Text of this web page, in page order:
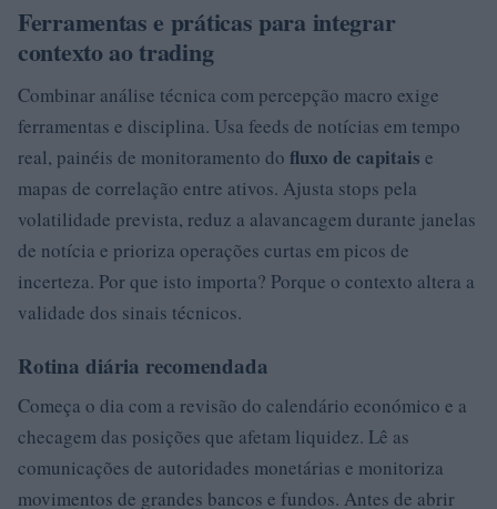
Ferramentas e práticas para integrar
contexto ao trading
Combinar análise técnica com percepção macro exige
ferramentas e disciplina. Usa feeds de notícias em tempo
real, painéis de monitoramento do fluxo de capitais e
mapas de correlação entre ativos. Ajusta stops pela
volatilidade prevista, reduz a alavancagem durante janelas
de notícia e prioriza operações curtas em picos de
incerteza. Por que isto importa? Porque o contexto altera a
validade dos sinais técnicos.
Rotina diária recomendada
Começa o dia com a revisão do calendário económico e a
checagem das posições que afetam liquidez. Lê as
comunicações de autoridades monetárias e monitoriza
movimentos de grandes bancos e fundos. Antes de abrir